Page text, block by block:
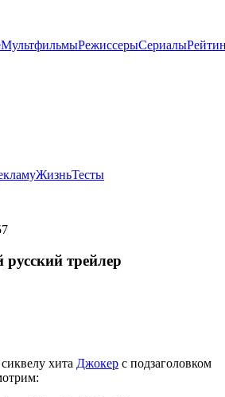
МультфильмыРежиссерыСериалы
ЖизньТесты
трейлер
хита Джокер с подзаголовком